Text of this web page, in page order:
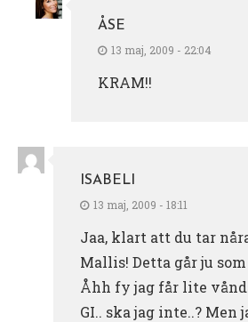
ÅSE
13 maj, 2009 - 22:04
KRAM!!
ISABELI
13 maj, 2009 - 18:11
Jaa, klart att du tar
Mallis! Detta går ju
Åhh fy jag får lite
GI.. ska jag inte..? Men